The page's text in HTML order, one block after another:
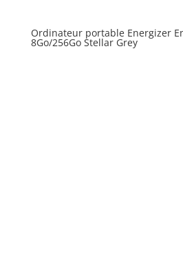
Ordinateur portable Energizer
8Go/256Go Stellar Grey